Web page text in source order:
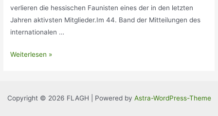
Internationalen
Entomologischen
verlieren die hessischen Faunisten eines der in den letzten
Jahren aktivsten Mitglieder.Im 44. Band der Mitteilungen des
internationalen …
Nachruf
Weiterlesen »
Copyright © 2026 FLAGH | Powered by Astra-WordPress-Theme